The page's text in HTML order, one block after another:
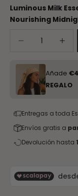
Luminous Milk
Nourishing
Añade
REGALO
Entregas a toda
Envíos gratis a
Devolución hasta